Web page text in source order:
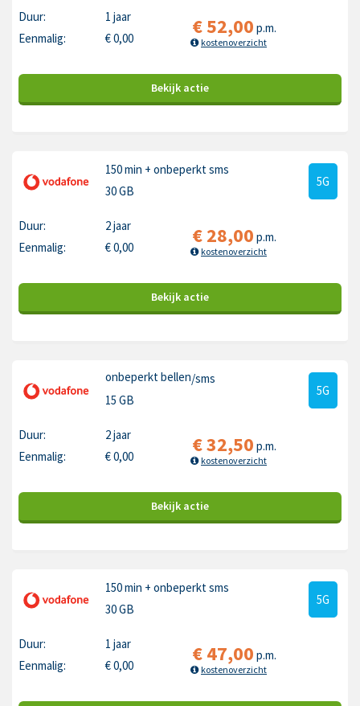
Duur:
1 jaar
Eenmalig:
€0,00 €52,00 p.m.
kostenoverzicht
Bekijk actie
150 min + onbeperkt sms
30 GB
5G
Duur:
2 jaar
Eenmalig:
€0,00 €28,00 p.m.
kostenoverzicht
Bekijk actie
onbeperkt bellen/sms
15 GB
5G
Duur:
2 jaar
Eenmalig:
€0,00 €32,50 p.m.
kostenoverzicht
Bekijk actie
150 min + onbeperkt sms
30 GB
5G
Duur:
1 jaar
Eenmalig:
€0,00 €47,00 p.m.
kostenoverzicht